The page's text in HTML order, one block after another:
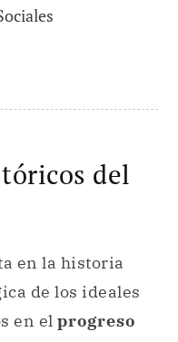
del
en la historia
de los ideales
en el progreso